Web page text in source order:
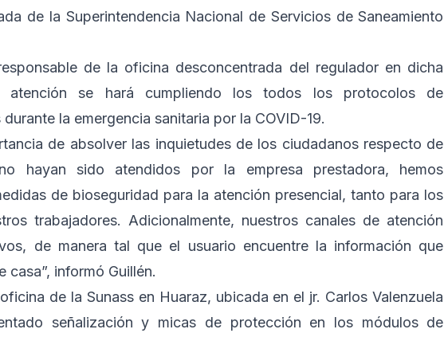
de la Superintendencia Nacional de Servicios de Saneamiento
de la oficina desconcentrada del regulador en dicha
atención se hará cumpliendo los todos los protocolos de
la emergencia sanitaria por la COVID-19.
de absolver las inquietudes de los ciudadanos respecto de
hayan sido atendidos por la empresa prestadora, hemos
de bioseguridad para la atención presencial, tanto para los
trabajadores. Adicionalmente, nuestros canales de atención
de manera tal que el usuario encuentre la información que
casa”, informó Guillén.
de la Sunass en Huaraz, ubicada en el jr. Carlos Valenzuela
señalización y micas de protección en los módulos de